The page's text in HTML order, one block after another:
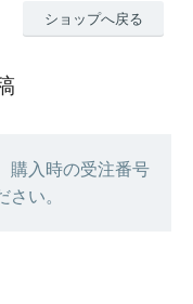
ショップへ戻る
購入時の受注番号
い。